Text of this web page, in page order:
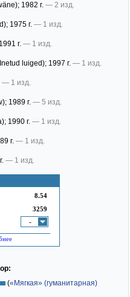
8.54
3259
-
; 1982 г. — 2 изд.
; 1975 г. — 1 изд.
г. — 1 изд.
luiged); 1997 г. — 1 изд.
— 1 изд.
; 1989 г. — 5 изд.
; 1990 г. — 1 изд.
г. — 1 изд.
— 1 изд.
(«Мягкая» (гуманитарная)